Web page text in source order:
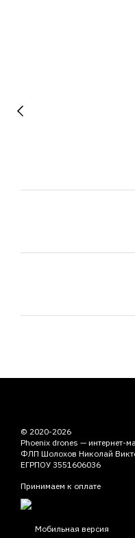
© 2020-2026
Phoenix drones — интернет-
ФЛП Шолохов Николай
ЕГРПОУ 3551606036
Принимаем к оплате
Мобильная версия